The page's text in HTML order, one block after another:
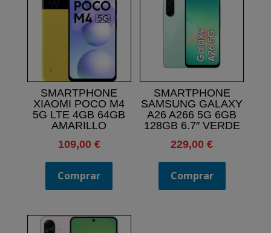
SMARTPHONE
XIAOMI POCO M4
5G LTE 4GB 64GB
AMARILLO
109,00 €
Comprar
SMARTPHONE
SAMSUNG GALAXY
A26 A266 5G 6GB
128GB 6.7″ VERDE
229,00€
Comprar